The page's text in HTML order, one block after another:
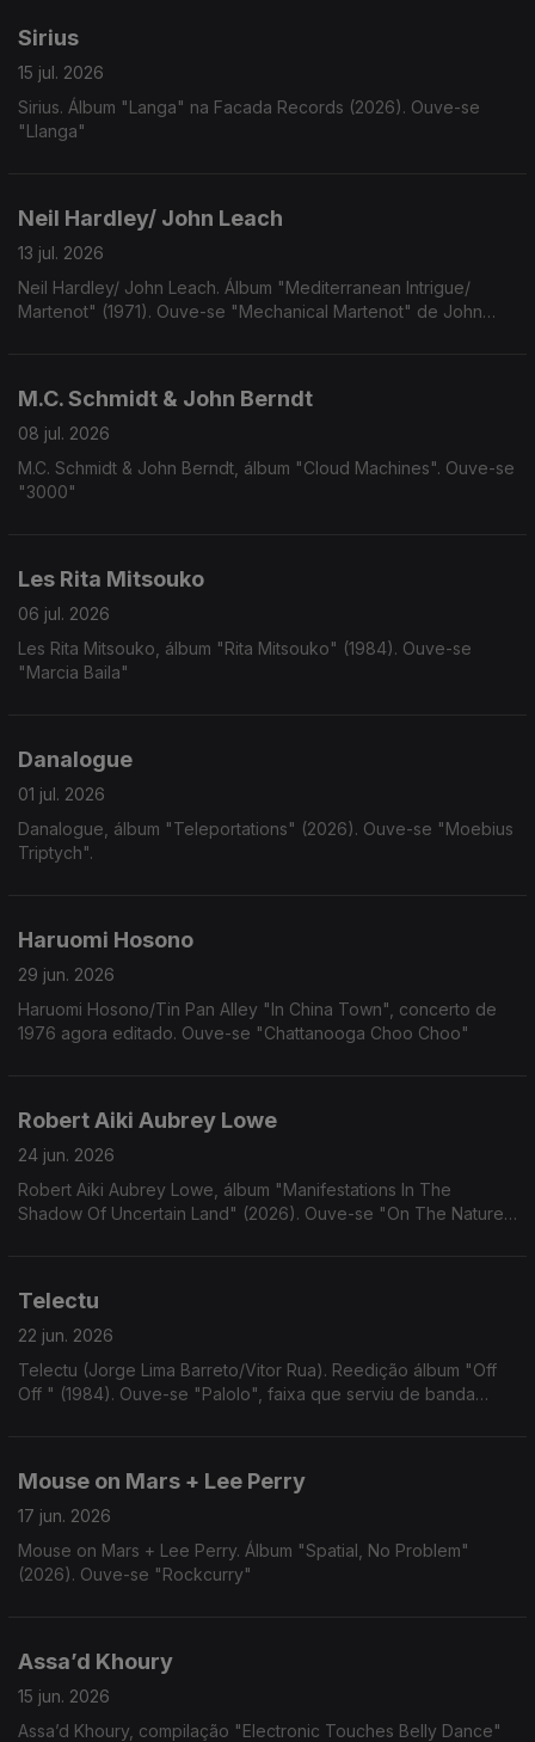
Sirius
15 jul. 2026
Sirius. Álbum "Langa" na Facada Records (2026). Ouve-se
"Llanga"
Neil Hardley/ John Leach
13 jul. 2026
Neil Hardley/ John Leach. Álbum "Mediterranean Intrigue/
Martenot" (1971). Ouve-se "Mechanical Martenot" de John
M.C. Schmidt & John Berndt
08 jul. 2026
M.C. Schmidt & John Berndt, álbum "Cloud Machines". Ouve-se
"3000"
Les Rita Mitsouko
06 jul. 2026
Les Rita Mitsouko, álbum "Rita Mitsouko" (1984). Ouve-se
"Marcia Baila"
Danalogue
01 jul. 2026
Danalogue, álbum "Teleportations" (2026). Ouve-se "Moebius
Triptych".
Haruomi Hosono
29 jun. 2026
Haruomi Hosono/Tin Pan Alley "In China Town", concerto de
1976 agora editado. Ouve-se "Chattanooga Choo Choo"
Robert Aiki Aubrey Lowe
24 jun. 2026
Robert Aiki Aubrey Lowe, álbum "Manifestations In The
Shadow Of Uncertain Land" (2026). Ouve-se "On The Nature
Telectu
22 jun. 2026
Telectu (Jorge Lima Barreto/Vitor Rua). Reedição álbum "Off
Off " (1984). Ouve-se "Palolo", faixa que serviu de banda
Mouse on Mars + Lee Perry
17 jun. 2026
Mouse on Mars + Lee Perry. Álbum "Spatial, No Problem"
(2026). Ouve-se "Rockcurry"
Assa’d Khoury
15 jun. 2026
Assa’d Khoury, compilação "Electronic Touches Belly Dance"